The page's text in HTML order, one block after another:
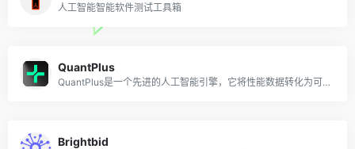
人工智能智能软件测试工具箱
QuantPlus
QuantPlus是一个先进的人工智能引擎，它将性能数据转化为可操作的洞察力，以创建有效的广告。
Brightbid